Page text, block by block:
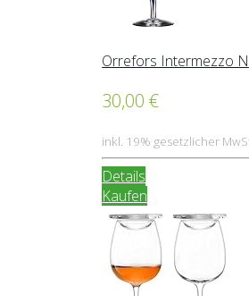
Orrefors Intermezzo
30,00 €
inkl. 19% gesetzlicher
Details
Kaufen